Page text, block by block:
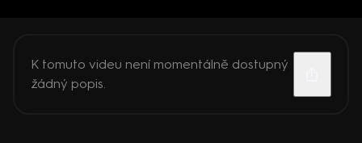
K tomuto videu není momentálně dostupný
žádný popis.